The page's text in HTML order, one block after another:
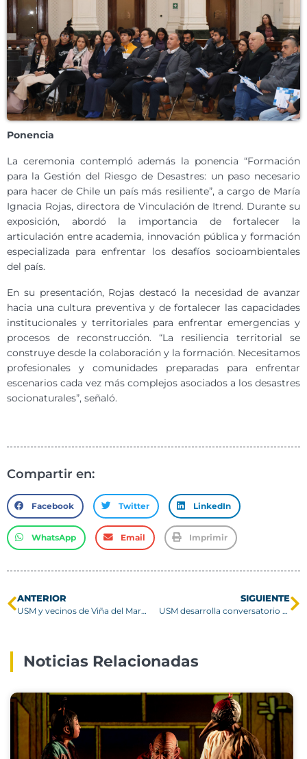
Ponencia
La ceremonia contempló además la ponencia “Formación
para la Gestión del Riesgo de Desastres: un paso necesario
para hacer de Chile un país más resiliente”, a cargo de María
Ignacia Rojas, directora de Vinculación de Itrend. Durante su
exposición, abordó la importancia de fortalecer la
articulación entre academia, innovación pública y formación
especializada para enfrentar los desafíos socioambientales
del país.
En su presentación, Rojas destacó la necesidad de avanzar
hacia una cultura preventiva y de fortalecer las capacidades
institucionales y territoriales para enfrentar emergencias y
procesos de reconstrucción. “La resiliencia territorial se
construye desde la colaboración y la formación. Necesitamos
profesionales y comunidades preparadas para enfrentar
escenarios cada vez más complejos asociados a los desastres
socionaturales”, señaló.
Compartir en:
Facebook Twitter LinkedIn
WhatsApp Email Imprimir
ANTERIOR
USM y vecinos de Viña del Mar avanzan en diseño participativo para enfrentar emergencias
SIGUIENTE
USM desarrolla conversatorio sobre fotografía en Campus San Joaquín
Noticias Relacionadas